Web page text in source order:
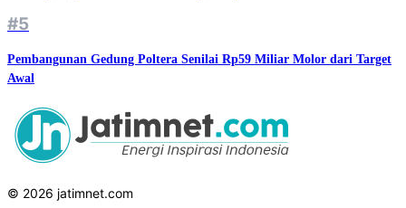
#5
Pembangunan Gedung Poltera Senilai Rp59 Miliar Molor dari Target
Awal
© 2026 jatimnet.com